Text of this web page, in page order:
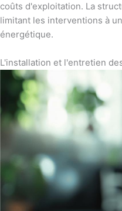
coûts d'exploitation. La
limitant les interventions à
énergétique.
L'installation et l'entretien